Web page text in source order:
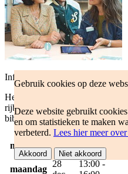
Gebruik cookies op deze
Deze website gebruikt
en om statistieken te maken
verbeterd. Lees hier meer
Akkoord Niet akkoord
Informatiepunt Digitale Overheid
Heb je vragen over de Digitale
rijbewijs of het aanvragen van
bibliotheek.
maandag
28
dec
13:00 -
16:00
maandag
28
13:00 -